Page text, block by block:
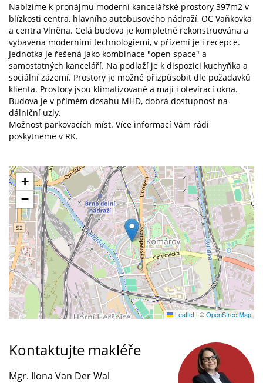
Nabízíme k pronájmu moderní kancelářské prostory 397m2 v
blízkosti centra, hlavního autobusového nádraží, OC Vaňkovka
a centra Vlněna. Celá budova je kompletně rekonstruována a
vybavena moderními technologiemi, v přízemí je i recepce.
Jednotka je řešená jako kombinace "open space" a
samostatných kanceláří. Na podlaží je k dispozici kuchyňka a
sociální zázemí. Prostory je možné přizpůsobit dle požadavků
klienta. Prostory jsou klimatizované a mají i otevírací okna.
Budova je v přímém dosahu MHD, dobrá dostupnost na
dálniční uzly.
Možnost parkovacích míst. Více informací Vám rádi
poskytneme v RK.
+
−
Leaflet | ©OpenStreetMap
Kontaktujte makléře
Mgr. Ilona Van Der Wal